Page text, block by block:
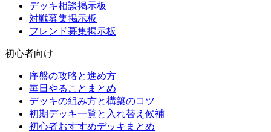
デッキ相談掲示板
対戦募集掲示板
フレンド募集掲示板
初心者向け
序盤の攻略と進め方
毎日やることまとめ
デッキの組み方と構築のコツ
初期デッキ一覧と入れ替え候補
初心者おすすめデッキまとめ